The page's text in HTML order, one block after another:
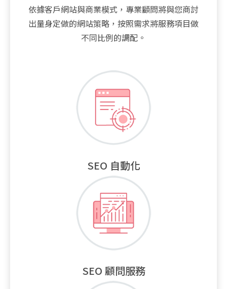
依據客戶網站與商業模式，專業顧問將與您商討
出量身定做的網站策略，按照需求將服務項目做
不同比例的調配。
SEO 自動化
SEO 顧問服務